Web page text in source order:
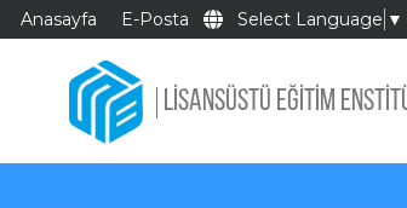
Anasayfa E-Posta Select Language ▼
LİSANSÜSTÜ EĞİTİM